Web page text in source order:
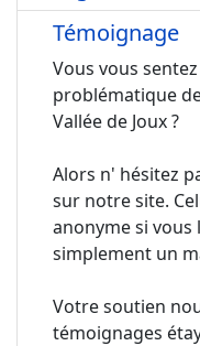
Témoignage
Vous vous
problématique
Vallée de Joux ?
Alors n' hésitez
sur notre site.
anonyme si vous
simplement un
Votre soutien
témoignages